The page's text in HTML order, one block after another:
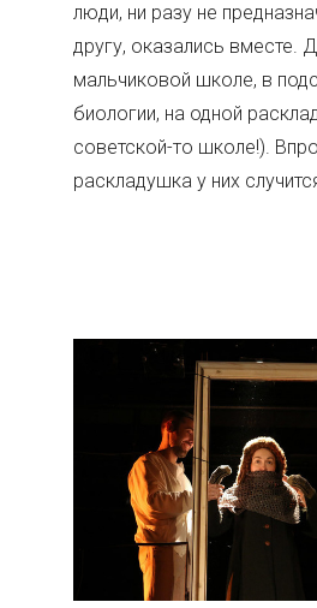
люди, ни разу не
другу, оказались вместе.
мальчиковой школе, в
биологии, на одной
советской-то школе!).
раскладушка у них